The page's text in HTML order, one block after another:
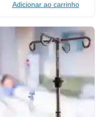
Adicionar ao carrinho